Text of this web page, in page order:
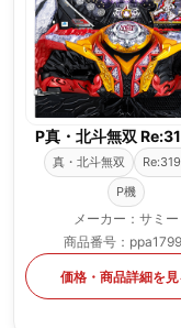
P真・北斗無双
真・北斗無双
P機
メーカー：サミー
商品番号：
価格・商品詳細を見